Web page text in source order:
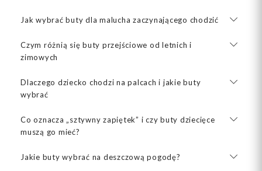
Jak wybrać buty dla malucha zaczynającego chodzić
Czym różnią się buty przejściowe od letnich i
zimowych
Dlaczego dziecko chodzi na palcach i jakie buty
wybrać
Co oznacza „sztywny zapiętek” i czy buty dziecięce
muszą go mieć?
Jakie buty wybrać na deszczową pogodę?